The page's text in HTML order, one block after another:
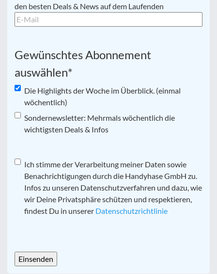
Mail *
den besten Deals & News auf dem Laufenden
Gewünschtes Abonnement
auswählen*
Die Highlights der Woche im Überblick. (einmal
wöchentlich)
Sondernewsletter: Mehrmals wöchentlich die
wichtigsten Deals & Infos
Datenschutz*
Ich stimme der Verarbeitung meiner Daten sowie
Benachrichtigungen durch die Handyhase GmbH zu.
Infos zu unseren Datenschutzverfahren und dazu, wie
wir Deine Privatsphäre schützen und respektieren,
findest Du in unserer Datenschutzrichtlinie